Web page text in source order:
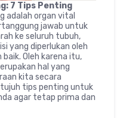
7 Tips Penting
adalah organ vital
jawab untuk
ke seluruh tubuh,
yang diperlukan oleh
Oleh karena itu,
hal yang
kita secara
tujuh tips penting untuk
agar tetap prima dan